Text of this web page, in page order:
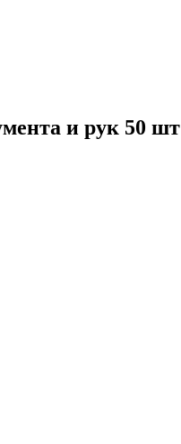
и рук 50 шт